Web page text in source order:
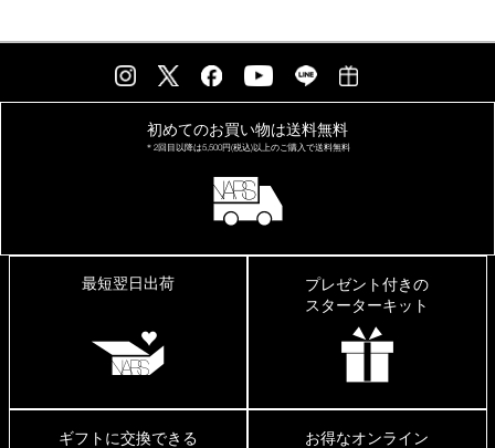
初めてのお買い物は送料無料
＊2回目以降は5,500円(税込)以上の ご購入で送料無料
最短翌日出荷
プレゼント付きの
スターターキット
ギフトに交換できる
お得なオンライン